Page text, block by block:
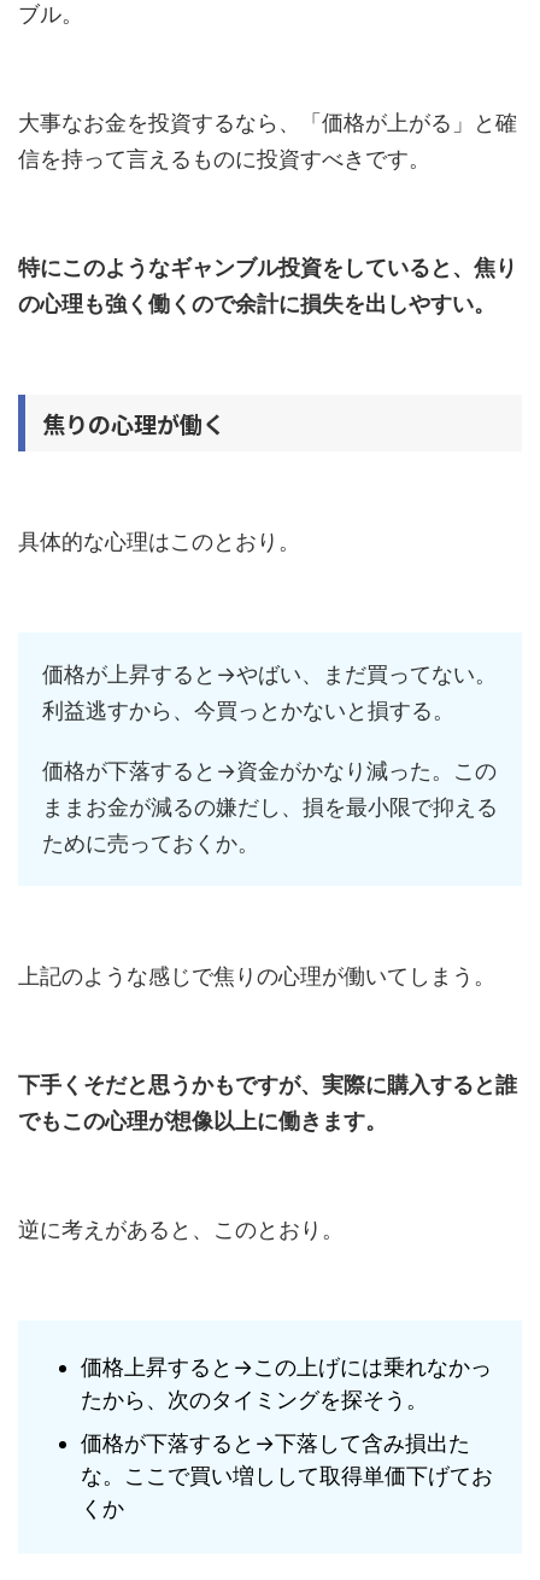
ブル。
大事なお金を投資するなら、「価格が上がる」と確
信を持って言えるものに投資すべきです。
特にこのようなギャンブル投資をしていると、焦り
の心理も強く働くので余計に損失を出しやすい。
焦りの心理が働く
具体的な心理はこのとおり。
価格が上昇すると→やばい、まだ買ってない。
利益逃すから、今買っとかないと損する。
価格が下落すると→資金がかなり減った。この
ままお金が減るの嫌だし、損を最小限で抑える
ために売っておくか。
上記のような感じで焦りの心理が働いてしまう。
下手くそだと思うかもですが、実際に購入すると誰
でもこの心理が想像以上に働きます。
逆に考えがあると、このとおり。
価格上昇すると→この上げには乗れなかっ
たから、次のタイミングを探そう。
価格が下落すると→下落して含み損出た
な。ここで買い増しして取得単価下げてお
くか